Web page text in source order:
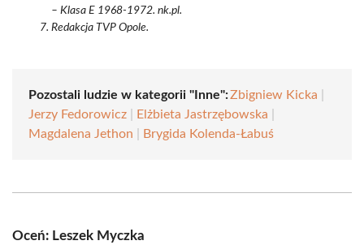
– Klasa E 1968-1972. nk.pl.
Redakcja TVP Opole.
Pozostali ludzie w kategorii "Inne":Zbigniew Kicka
Jerzy Fedorowicz
Elżbieta Jastrzębowska
Magdalena Jethon
Brygida Kolenda-Łabuś
Oceń: Leszek Myczka